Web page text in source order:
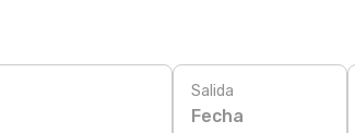
Salida
Fecha